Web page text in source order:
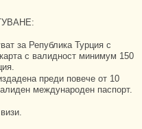
за Република Турция с
с валидност минимум 150
преди повече от 10
международен паспорт.